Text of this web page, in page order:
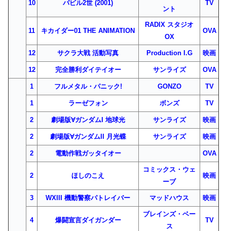
10 バビル2世 (2001)
ント
TV
11 キカイダー01 THE ANIMATION
RADIX スタジオ
OX
OVA
12 サクラ大戦 活動写真 Production I.G 映画
12 完全勝利ダイテイオー サンライズ OVA
1 フルメタル・パニック! GONZO TV
1 ラーゼフォン ボンズ TV
2 劇場版∀ガンダムI 地球光 サンライズ 映画
2 劇場版∀ガンダムII 月光蝶 サンライズ 映画
2 電動作戦ガッタイオー OVA
2 ほしのこえ
コミックス・ウェ
ーブ
映画
3 WXIII 機動警察パトレイバー マッドハウス 映画
4 爆闘宣言ダイガンダー
ブレインズ・ベー
ス
TV